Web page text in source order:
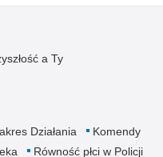
a Ty
Działania
Komendy
Równość płci w Policji